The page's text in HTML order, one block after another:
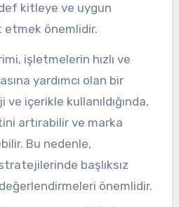
kitleye ve uygun
etmek önemlidir.
işletmelerin hızlı ve
yardımcı olan bir
içerikle kullanıldığında,
artırabilir ve marka
Bu nedenle,
başlıksız
önemlidir.